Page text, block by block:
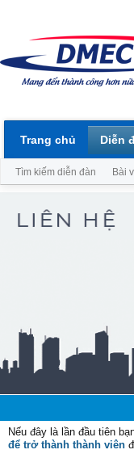
Nếu đây là lần đầu tiên
để trở thành thành viên
Trang chủ Diễn
Tìm kiếm diễn đàn Bài